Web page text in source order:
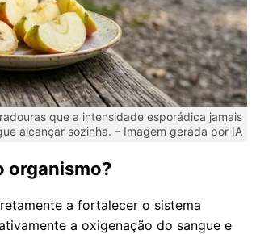
que a intensidade esporádica jamais
alcançar sozinha. – Imagem gerada por IA
organismo?
a fortalecer o sistema
a oxigenação do sangue e